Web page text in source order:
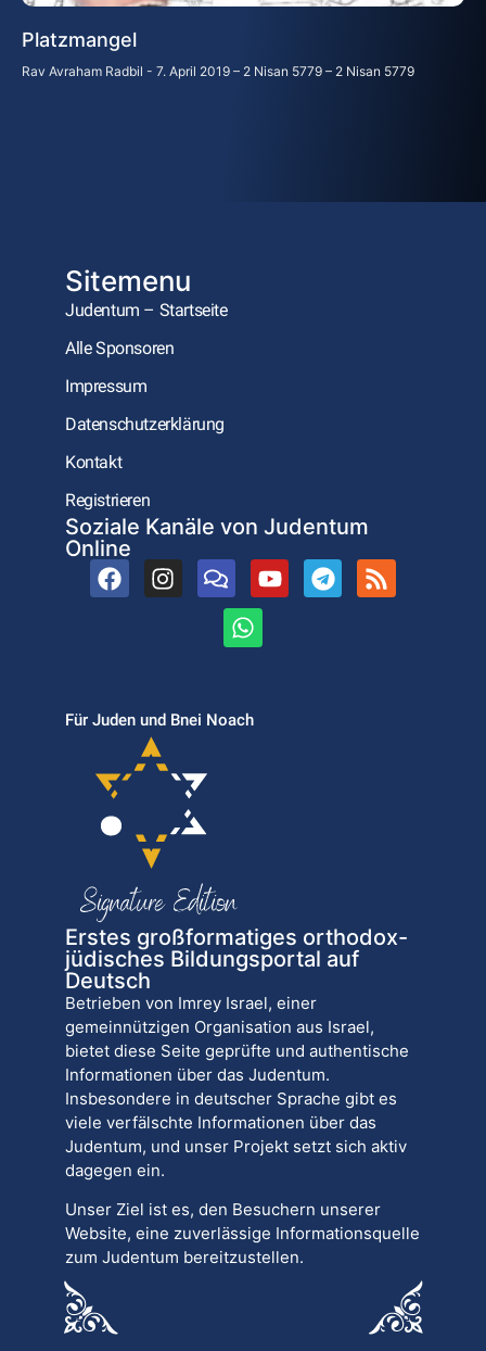
Platzmangel
Rav Avraham Radbil 7. April 2019 – 2 Nisan 5779 – 2 Nisan 5779
Sitemenu
Judentum – Startseite
Alle Sponsoren
Impressum
Datenschutzerklärung
Kontakt
Registrieren
Soziale Kanäle von Judentum
Online
Für Juden und Bnei Noach
Erstes großformatiges orthodox-
jüdisches Bildungsportal auf
Deutsch
Betrieben von Imrey Israel, einer
gemeinnützigen Organisation aus Israel,
bietet diese Seite geprüfte und authentische
Informationen über das Judentum.
Insbesondere in deutscher Sprache gibt es
viele verfälschte Informationen über das
Judentum, und unser Projekt setzt sich aktiv
dagegen ein.
Unser Ziel ist es, den Besuchern unserer
Website, eine zuverlässige Informationsquelle
zum Judentum bereitzustellen.